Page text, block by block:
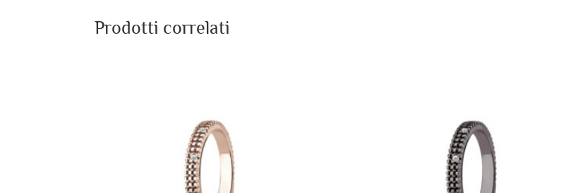
Prodotti correlati